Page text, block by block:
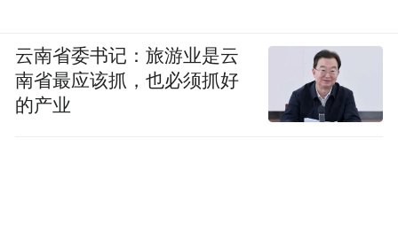
云南省委书记：旅游业是云
南省最应该抓，也必须抓好
的产业